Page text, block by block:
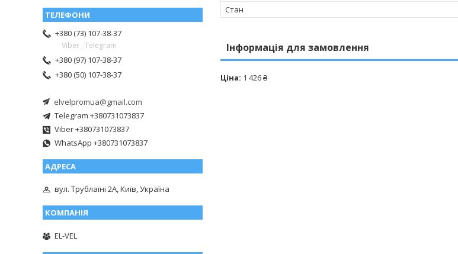
Стан
Інформація для замовлення
Ціна: 1 426 ₴
+380 (73) 107-38-37
Viber ; Telegram
+380 (97) 107-38-37
+380 (50) 107-38-37
elvelpromua@gmail.com
Telegram +380731073837
Viber +380731073837
WhatsApp +380731073837
вул. Трублаїні 2А, Київ, Україна
EL-VEL